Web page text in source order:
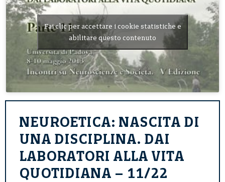
Fai clic per accettare i cookie statistiche e
abilitare questo contenuto
NEUROETICA: NASCITA DI
UNA DISCIPLINA. DAI
LABORATORI ALLA VITA
QUOTIDIANA – 11/22